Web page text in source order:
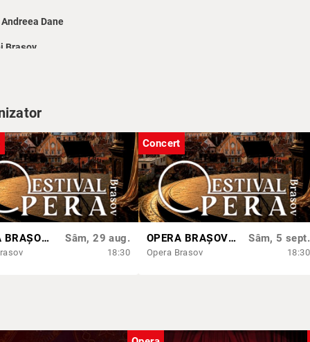
Andreea Dane
Brașov
minute și are trei pauze.
OPERA BRAȘOV ESTIVAL – ROMANCE & CINEMA - CONCERT Sâm, 29 aug.
18:30
Concert
OPERA BRAȘOV ESTIVAL – SEARĂ DE OPERĂ – CONCERT EXTRAORDINAR
Opera Brasov
Sâm, 5 sept.
18:30